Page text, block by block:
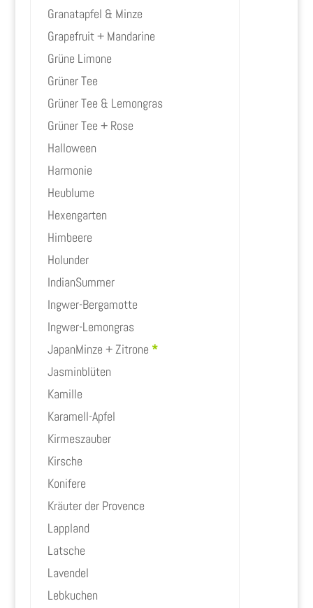
Granatapfel & Minze
Grapefruit + Mandarine
Grüne Limone
Grüner Tee
Grüner Tee & Lemongras
Grüner Tee + Rose
Halloween
Harmonie
Heublume
Hexengarten
Himbeere
Holunder
IndianSummer
Ingwer-Bergamotte
Ingwer-Lemongras
JapanMinze + Zitrone *
Jasminblüten
Kamille
Karamell-Apfel
Kirmeszauber
Kirsche
Konifere
Kräuter der Provence
Lappland
Latsche
Lavendel
Lebkuchen